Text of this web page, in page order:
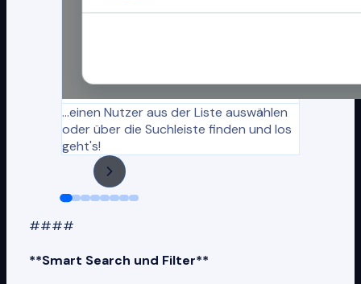
...einen Nutzer aus der Liste auswählen
oder über die Suchleiste finden und los
geht's!
####
**Smart Search und Filter**